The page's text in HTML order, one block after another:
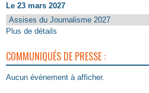
Le 23 mars 2027
Assises du Journalisme 2027
Plus de détails
COMMUNIQUÉS DE PRESSE :
Aucun évènement à afficher.